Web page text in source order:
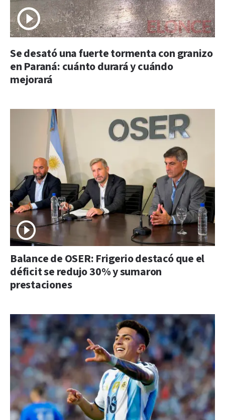
Se desató una fuerte tormenta con granizo
en Paraná: cuánto durará y cuándo
mejorará
Balance de OSER: Frigerio destacó que el
déficit se redujo 30% y sumaron
prestaciones